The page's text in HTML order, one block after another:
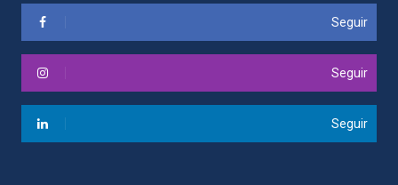
Seguir
Seguir
Seguir